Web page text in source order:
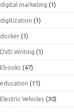
digital marketing (1)
digitization (1)
docker (1)
DVD Writing (1)
Ebooks (47)
education (11)
Electric Vehicles (30)